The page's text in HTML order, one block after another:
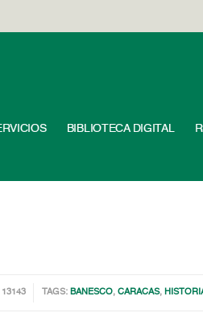
BIBLIOTECA DIGITAL
13143 TAGS: BANESCO,CARACAS,